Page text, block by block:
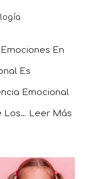
En
Es
Emocional
Los… Leer Más